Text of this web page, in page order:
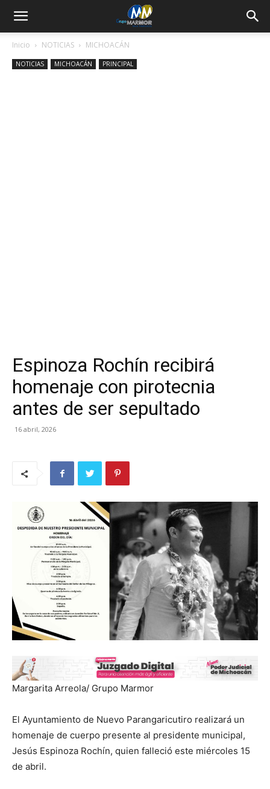
Inicio NOTICIAS MICHOACÁN
NOTICIAS MICHOACÁN PRINCIPAL
Espinoza Rochín recibirá
homenaje con pirotecnia
antes de ser sepultado
16 abril, 2026
Margarita Arreola/ Grupo Marmor
El Ayuntamiento de Nuevo Parangaricutiro realizará un
homenaje de cuerpo presente al presidente municipal,
Jesús Espinoza Rochín, quien falleció este miércoles 15
de abril.